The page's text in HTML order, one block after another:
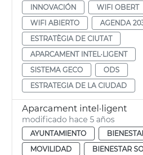
INNOVACIÓN
WIFI OBERT
WIFI ABIERTO
AGENDA
ESTRATÈGIA DE CIUTAT
APARCAMENT INTEL·LIGENT
SISTEMA GECO
ODS
ESTRATEGIA DE LA CIUDAD
Aparcament intel·ligent
modificado hace 5 años
AYUNTAMIENTO
MOVILIDAD
BIENESTAR